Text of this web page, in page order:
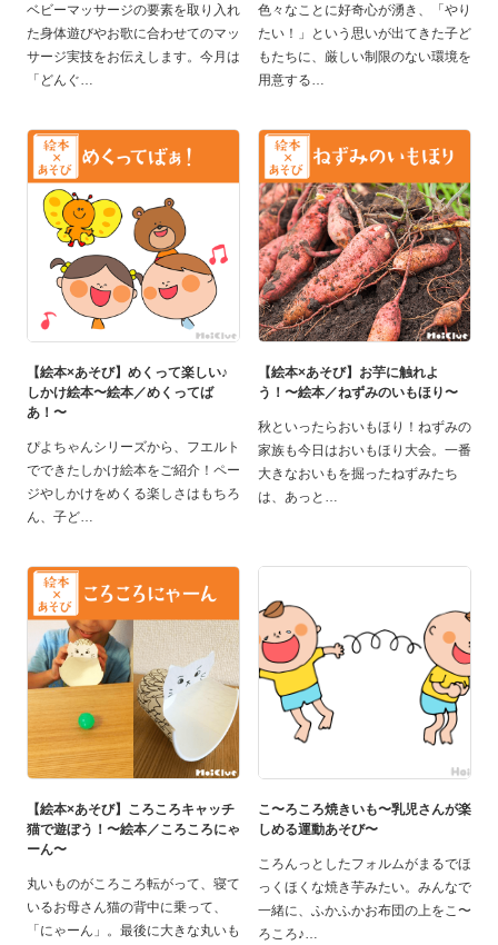
ベビーマッサージの要素を取り入れ
た身体遊びやお歌に合わせてのマッ
サージ実技をお伝えします。今月は
「どんぐ
色々なことに好奇心が湧き、「やり
たい！」という思いが出てきた子ど
もたちに、厳しい制限のない環境を
用意する
【絵本×あそび】めくって楽しい♪
しかけ絵本〜絵本／めくってば
あ！〜
ぴよちゃんシリーズから、フエルト
でできたしかけ絵本をご紹介！ペー
ジやしかけをめくる楽しさはもちろ
ん、子ど
【絵本×あそび】お芋に触れよ
う！〜絵本／ねずみのいもほり〜
秋といったらおいもほり！ねずみの
家族も今日はおいもほり大会。一番
大きなおいもを掘ったねずみたち
は、あっと
【絵本×あそび】ころころキャッチ
猫で遊ぼう！〜絵本／ころころにゃ
ーん〜
丸いものがころころ転がって、寝て
いるお母さん猫の背中に乗って、
「にゃーん」。最後に大きな丸いも
こ〜ろころ焼きいも〜乳児さんが楽
しめる運動あそび〜
ころんっとしたフォルムがまるでほ
っくほくな焼き芋みたい。みんなで
一緒に、ふかふかお布団の上をこ〜
ろころ♪